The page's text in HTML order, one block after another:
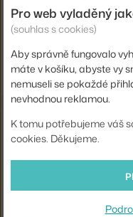
Materiál:
vliesová
Kód produktu
BOR-3111
EAN
Ze stejné kolekce
TAPETA
BORASTAPETER
Pro web vyladěný
(souhlas s cookies)
Aby správně fungovalo
máte v košíku, abyste vy
nemuseli se pokaždé
nevhodnou reklamou.
K tomu potřebujeme váš
cookies. Děkujeme.